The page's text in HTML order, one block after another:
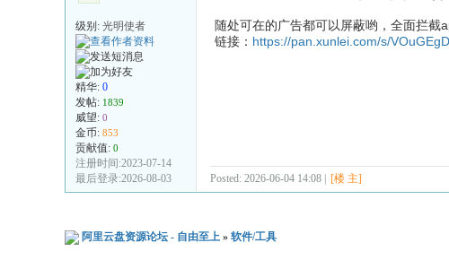
级别: 光明使者
精华: 0
发帖: 1839
威望: 0
金币: 853
贡献值: 0
注册时间:2023-07-14
最后登录:2026-08-03
随处可在的广告都可以屏蔽哟，全面拦截
链接： https://pan.xunlei.com/s/
Posted: 2026-06-04 14:08 | [楼 主]
阿里云盘资源论坛 - 自由至上 » 软件/工具